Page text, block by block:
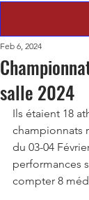
salle 2024
Feb 6, 2024
Ils étaient 18
championnats
du 03-04
performances
compter 8